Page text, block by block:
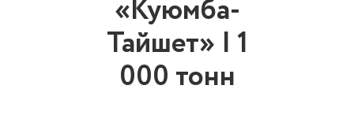
«Куюмба-
Тайшет» | 1
000 тонн